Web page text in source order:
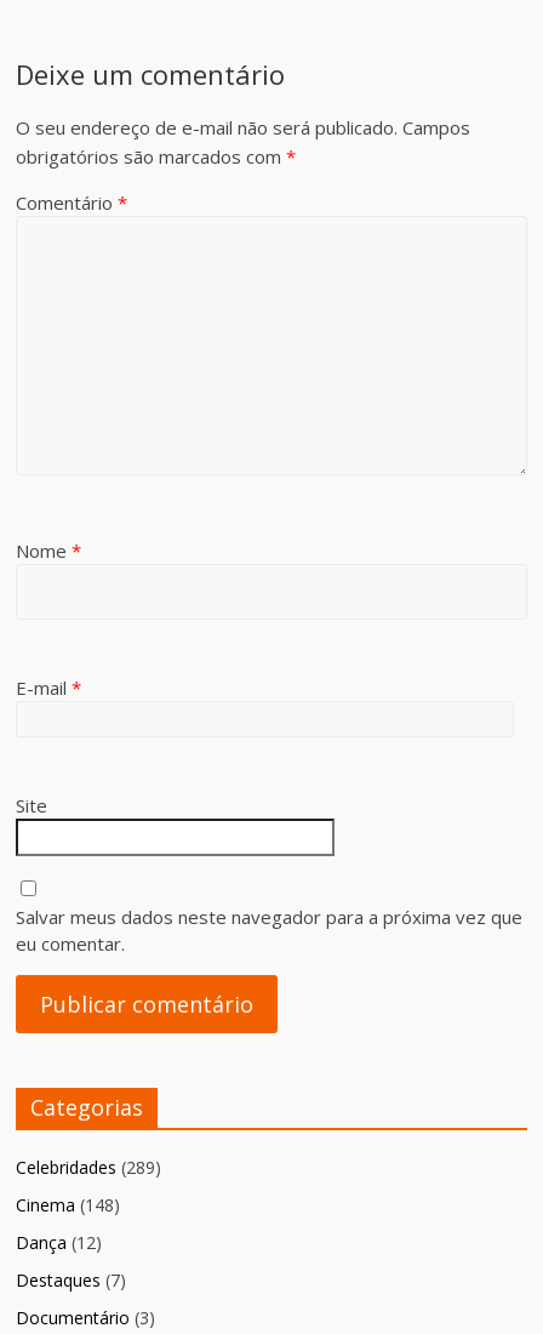
Deixe um comentário
O seu endereço de e-mail não será publicado. Campos
obrigatórios são marcados com*
Comentário*
Nome*
E-mail*
Site
Salvar meus dados neste navegador para a próxima vez que
eu comentar.
Categorias
Celebridades (289)
Cinema (148)
Dança (12)
Destaques (7)
Documentário (3)